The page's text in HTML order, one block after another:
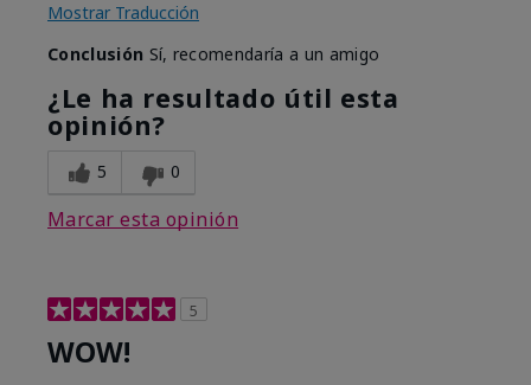
Mostrar Traducción
Conclusión Sí, recomendaría a un amigo
¿Le ha resultado útil esta
opinión?
5 0
Marcar esta opinión
5
WOW!